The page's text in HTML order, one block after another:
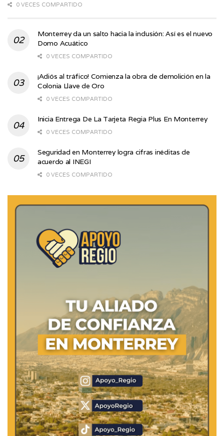
0 VECES COMPARTIDO
Monterrey da un salto hacia la inclusión: Así es el nuevo
Domo Acuático
0 VECES COMPARTIDO
¡Adiós al tráfico! Comienza la obra de demolición en la
Colonia Llave de Oro
0 VECES COMPARTIDO
Inicia Entrega De La Tarjeta Regia Plus En Monterrey
0 VECES COMPARTIDO
Seguridad en Monterrey logra cifras inéditas de
acuerdo al INEGI
0 VECES COMPARTIDO